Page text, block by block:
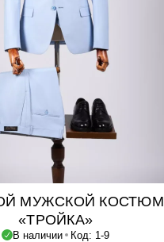
МУЖСКОЙ КОСТЮМ
«ТРОЙКА»
В наличии
Код: 1-9